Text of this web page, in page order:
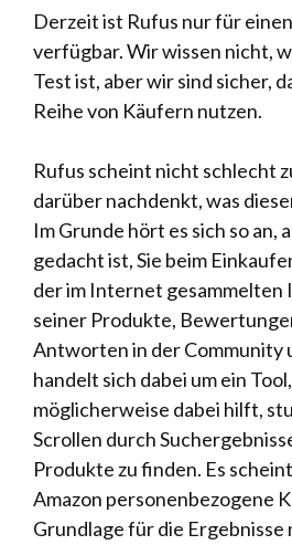
Derzeit ist Rufus nur für
verfügbar. Wir wissen nicht,
Test ist, aber wir sind sicher,
Reihe von Käufern nutzen.
Rufus scheint nicht schlecht
darüber nachdenkt, was
Im Grunde hört es sich so an,
gedacht ist, Sie beim
der im Internet gesammelten
seiner Produkte,
Antworten in der Community
handelt sich dabei um ein
möglicherweise dabei hilft,
Scrollen durch
Produkte zu finden. Es
Amazon personenbezogene
Grundlage für die Ergebnisse